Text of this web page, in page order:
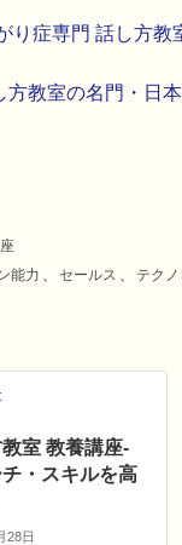
り症専門 話し方教
方教室の名門・日
能力 、 セールス 、 テク
室 教養講座-
・スキルを高
28日